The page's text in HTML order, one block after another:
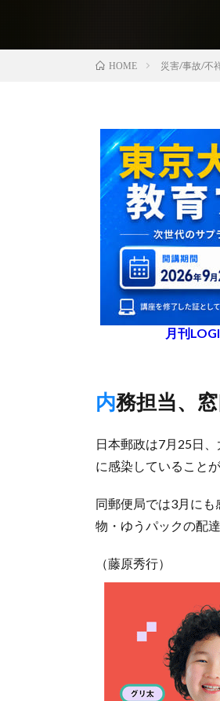
HOME 災害/事故/不
月刊
内務担当、
日本郵政は7月25日
に感染していること
同郵便局では3月に
物・ゆうパックの配
（藤原秀行）